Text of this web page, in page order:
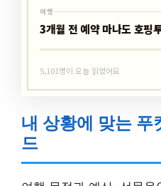
3개월 전 예약 마나도 호핑
내 상황에 맞는 푸
드